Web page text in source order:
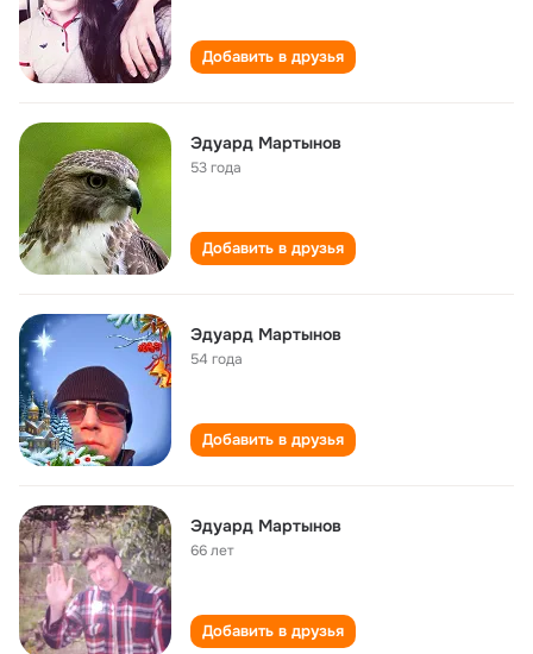
Добавить в друзья
Эдуард Мартынов
53 года
Добавить в друзья
Эдуард Мартынов
54 года
Добавить в друзья
Эдуард Мартынов
66 лет
Добавить в друзья